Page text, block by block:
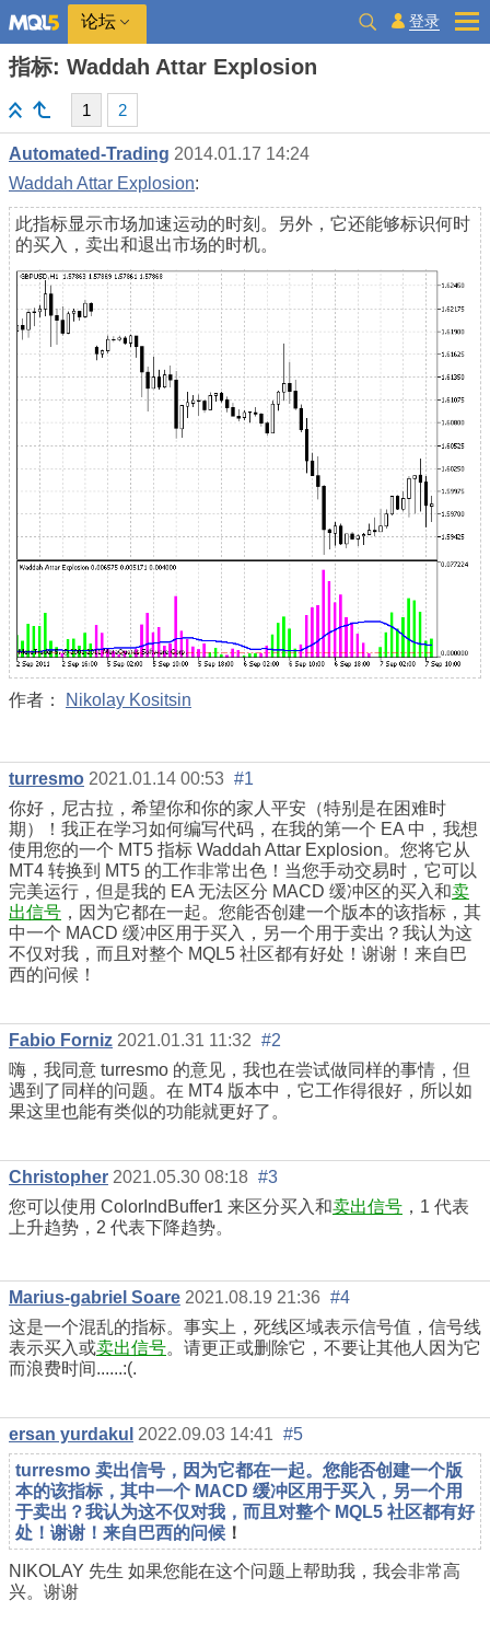
论坛 登录
指标: Waddah Attar Explosion
1 2
Automated-Trading 2014.01.17 14:24
Waddah Attar Explosion:
此指标显示市场加速运动的时刻。另外，它还能够标识何时
的买入，卖出和退出市场的时机。
作者： Nikolay Kositsin
turresmo 2021.01.14 00:53 #1
你好，尼古拉，希望你和你的家人平安（特别是在困难时
期）！我正在学习如何编写代码，在我的第一个 EA 中，我想
使用您的一个 MT5 指标 Waddah Attar Explosion。您将它从
MT4 转换到 MT5 的工作非常出色！当您手动交易时，它可以
完美运行，但是我的 EA 无法区分 MACD 缓冲区的买入和卖
出信号 ，因为它都在一起。您能否创建一个版本的该指标，其
中一个 MACD 缓冲区用于买入，另一个用于卖出？我认为这
不仅对我，而且对整个 MQL5 社区都有好处！谢谢！来自巴
西的问候！
Fabio Forniz 2021.01.31 11:32 #2
嗨，我同意 turresmo 的意见，我也在尝试做同样的事情，但
遇到了同样的问题。在 MT4 版本中，它工作得很好，所以如
果这里也能有类似的功能就更好了。
Christopher 2021.05.30 08:18 #3
您可以使用 ColorIndBuffer1 来区分买入和卖出信号 ，1 代表
上升趋势，2 代表下降趋势。
Marius-gabriel Soare 2021.08.19 21:36 #4
这是一个混乱的指标。事实上，死线区域表示信号值，信号线
表示买入或卖出信号。请更正或删除它，不要让其他人因为它
而浪费时间......:(.
ersan yurdakul 2022.09.03 14:41 #5
turresmo 卖出信号，因为它都在一起。您能否创建一个版
本的该指标，其中一个 MACD 缓冲区用于买入，另一个用
于卖出？我认为这不仅对我，而且对整个 MQL5 社区都有好
处！谢谢！来自巴西的问候 ！
NIKOLAY 先生 如果您能在这个问题上帮助我，我会非常高
兴。谢谢